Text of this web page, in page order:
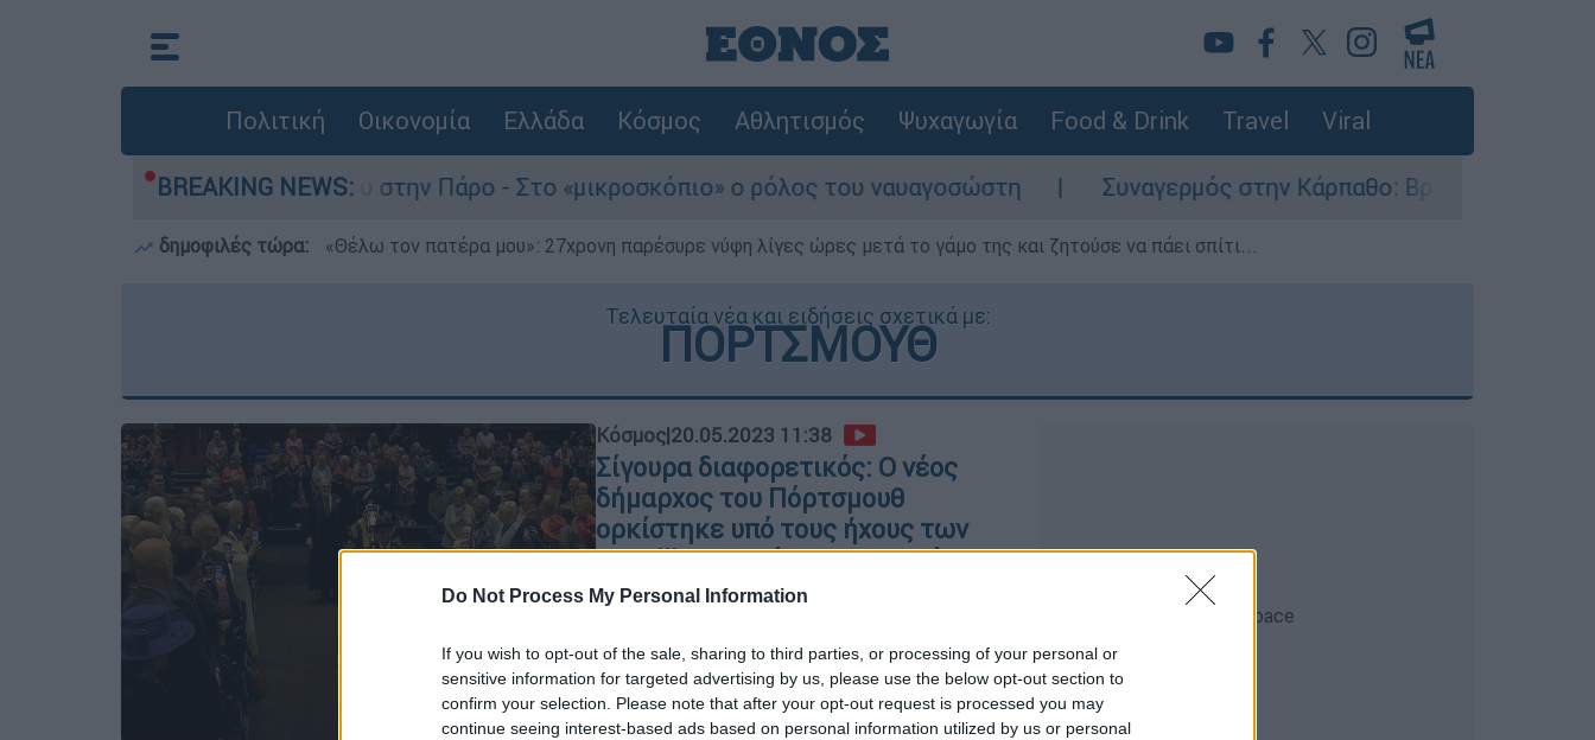
Do Not Process My Personal Information
If you wish to opt-out of the sale, sharing to third parties, or processing of your personal or
sensitive information for targeted advertising by us, please use the below opt-out section to
confirm your selection. Please note that after your opt-out request is processed you may
continue seeing interest-based ads based on personal information utilized by us or personal
Πολιτική Οικονομία Ελλάδα Κόσμος Αθλητισμός Ψυχαγωγία Food & Drink Travel Viral
BREAKING NEWS:
τον θάνατο του 4χρονου στην Πάρο - Στο «μικροσκόπιο» ο ρόλος του ναυαγοσώστη Συναγερμός στην Κάρπαθο: Βρέθηκαν παλιά
δημοφιλές τώρα: «Θέλω τον πατέρα μου»: 27χρονη παρέσυρε νύφη λίγες ώρες μετά το γάμο της και ζητούσε να πάει σπίτι...
Τελευταία νέα και ειδήσεις σχετικά με:
ΠΟΡΤΣΜΟΥΘ
Κόσμος|20.05.2023 11:38
Σίγουρα διαφορετικός: Ο νέος
δήμαρχος του Πόρτσμουθ
ορκίστηκε υπό τους ήχους των
Metallica και μίλησε στη γλώσσα...
Κλίνγκον
πραγματοποιήθηκε η ορκωμοσία του
νέου δήμαρχου Πόρτσμουθ, Τομ
Κόουλ